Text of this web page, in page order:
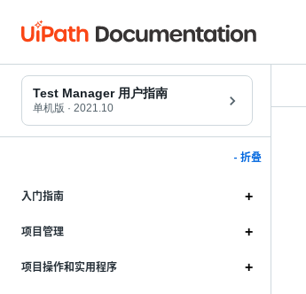
Test Manager 用户指南
单机版 · 2021.10
- 折叠
入门指南
项目管理
项目操作和实用程序